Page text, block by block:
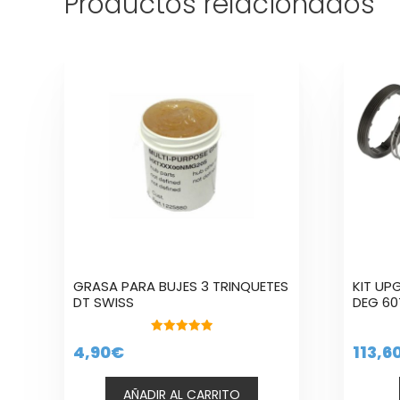
GRASA PARA BUJES 3 TRINQUETES
DT SWISS
4,90€
AÑADIR AL CARRITO
KIT
DEG
tiene
Las
página
de